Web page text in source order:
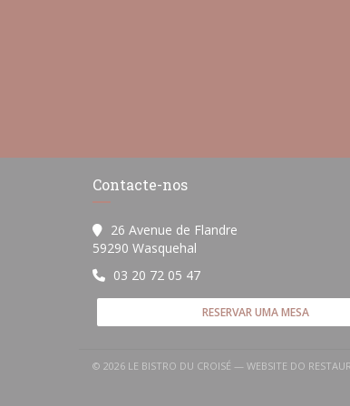
Contacte-nos
26 Avenue de Flandre
59290 Wasquehal
03 20 72 05 47
RESERVAR UMA MESA
© 2026 LE BISTRO DU CROISÉ — WEBSITE DO